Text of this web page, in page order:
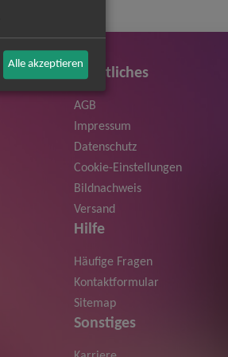
Rechtliches
AGB
Impressum
Datenschutz
Cookie-Einstellungen
Bildnachweis
Versand
Hilfe
Häufige Fragen
Kontaktformular
Sitemap
Sonstiges
Alle akzeptieren